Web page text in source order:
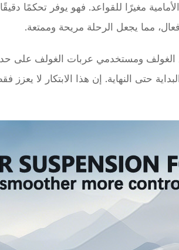
مغيرًا للقواعد. فهو يوفر تحكمًا
مما يجعل الرحلة مريحة وممتعة.
الغولف ومستخدمي عربات الغولف على
حتى النهاية. إن هذا الابتكار لا يعزز